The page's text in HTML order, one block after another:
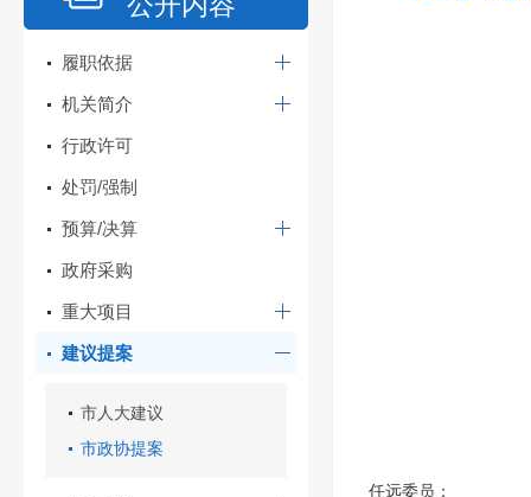
履职依据
机关简介
行政许可
处罚/强制
预算/决算
政府采购
重大项目
建议提案
市人大建议
市政协提案
任远委员：